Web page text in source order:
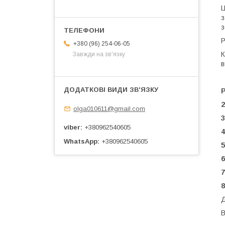
+380 (96) 254-06-05
Завжди на зв'язку
olga010611@gmail.com
viber
+380962540605
WhatsApp +380962540605